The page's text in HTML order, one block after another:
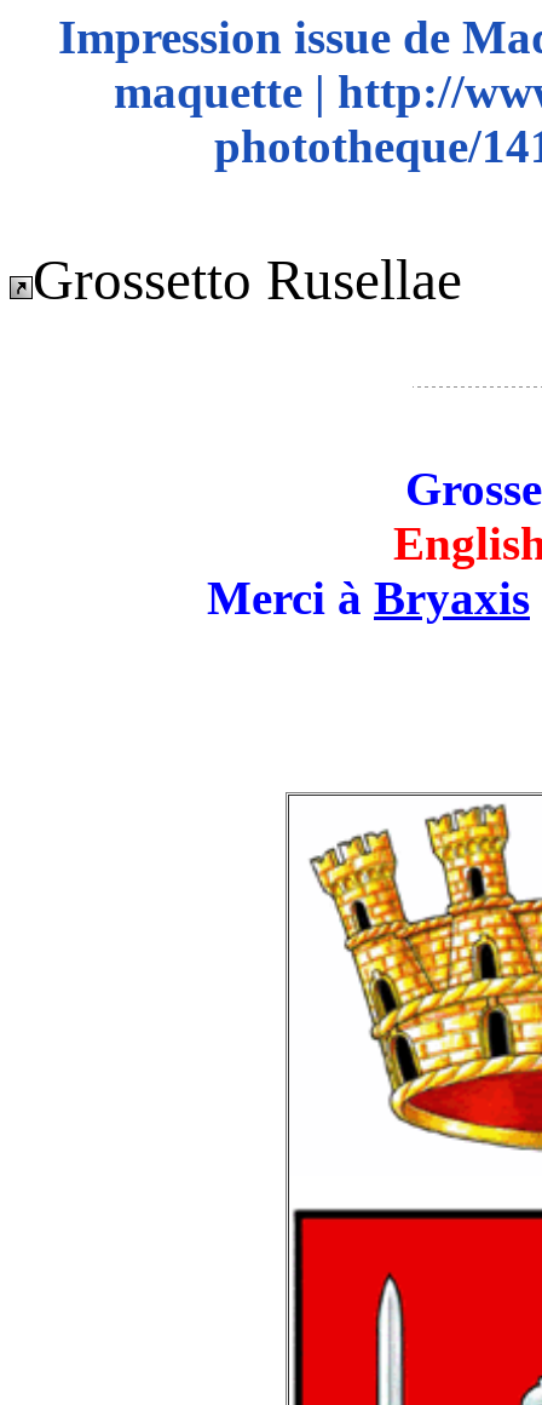
Impression issue de
maquette | http://
phototheque/
Grossetto Rusellae
Merci à Bryaxis